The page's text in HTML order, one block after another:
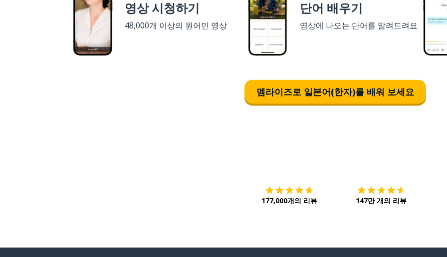
영상 시청하기
48,000개 이상의 원어민 영상
단어 배우기
영상에 나오는 단어를 알려드려요
멤라이즈로 일본어(한자)를 배워 보세요
177,000개의 리뷰 147만 개의 리뷰